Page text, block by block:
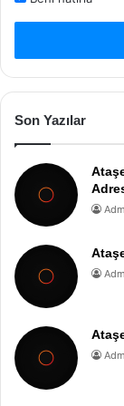
Son Yazılar